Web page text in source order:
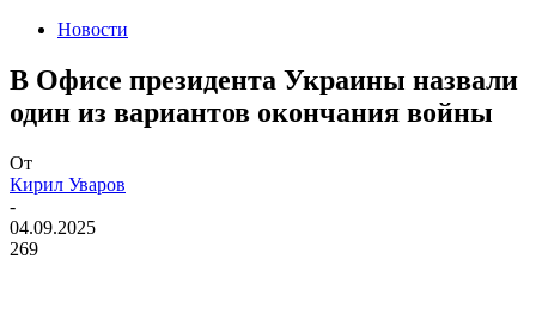
Новости
В Офисе президента Украины назвали
один из вариантов окончания войны
От
Кирил Уваров
-
04.09.2025
269